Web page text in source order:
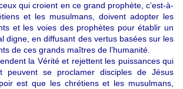
qui croient en ce grand prophète, c’est-à-
et les musulmans, doivent adopter les
et les voies des prophètes pour établir un
digne, en diffusant des vertus basées sur les
de ces grands maîtres de l’humanité.
la Vérité et rejettent les puissances qui
peuvent se proclamer disciples de Jésus
est que les chrétiens et les musulmans,